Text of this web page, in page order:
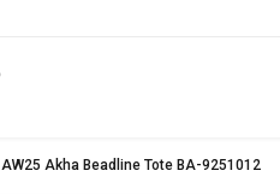
AW25 Akha Beadline Tote BA-9251012